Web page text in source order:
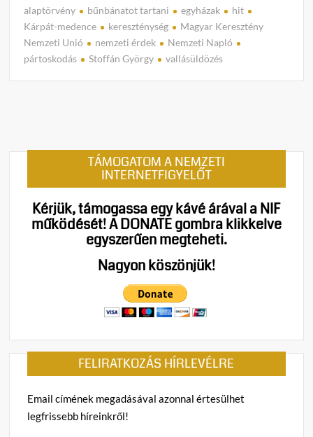
alaptörvény bűnbánatot tartani egyházak
hit
Kárpát-medence
kereszténység
Magyar Keresztény
Nemzeti Unió
nemzeti érdek
Nemzeti Napló
pártoskodás
Stoffán György vallásüldözés
TÁMOGATOM A NEMZETI
INTERNETFIGYELŐT
Kérjük, támogassa egy kávé árával a NIF
működését!A DONATE gombra klikkelve
egyszerűen megteheti.
Nagyon köszönjük!
FELIRATKOZÁS HÍRLEVÉLRE
Email címének megadásával azonnal értesülhet
legfrissebb híreinkről!